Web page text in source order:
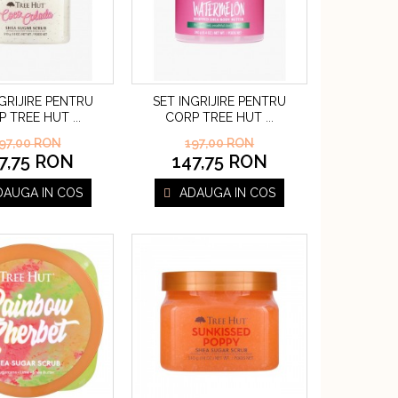
PENTRU
TREE HUT
RON
RON
IN COS
SET INGRIJIRE PENTRU
CORP TREE HUT
197,00 RON
147,75 RON
ADAUGA IN COS